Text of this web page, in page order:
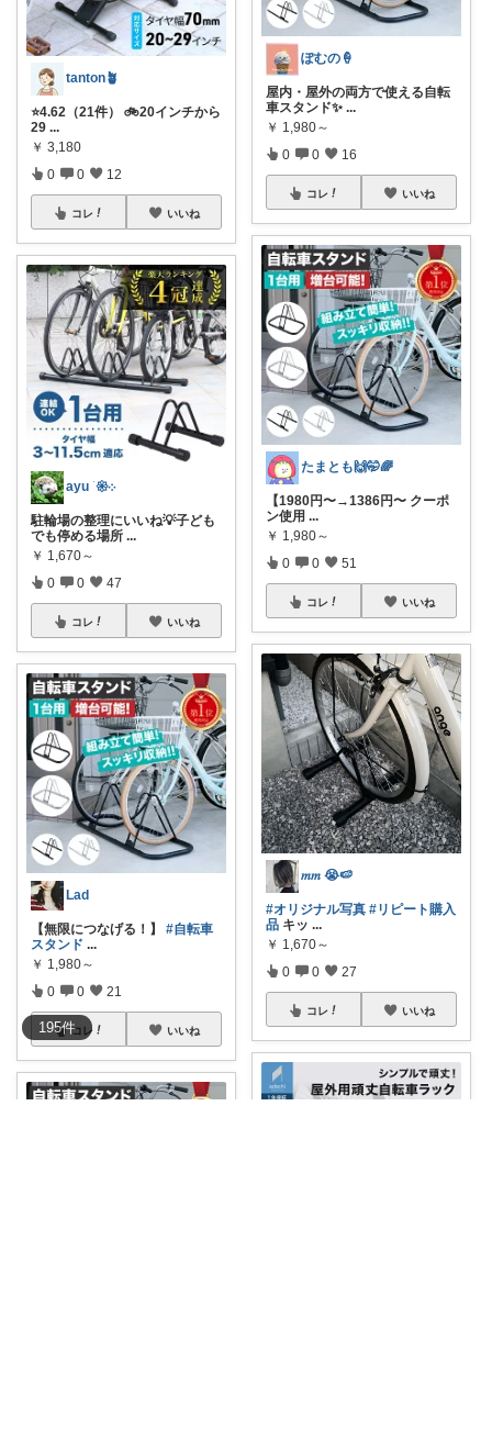
195件
tanton🪴
⭐4.62（21件） 🚲20インチから
29 ...
￥ 3,180
0 0 12
コレ いいね
ayu ֒ 𑁍܀
駐輪場の整理にいいね💡子ども
でも停める場所 ...
￥ 1,670～
0 0 47
コレ いいね
Lad
【無限につなげる！】 #自転車
スタンド ...
￥ 1,980～
0 0 21
コレ いいね
ぽむの🍦
屋内・屋外の両方で使える自転
車スタンド✨ ...
￥ 1,980～
0 0 16
コレ いいね
たまとも🙌🤭🌈
【1980円〜→1386円〜 クーポ
ン使用 ...
￥ 1,980～
0 0 51
コレ いいね
𝑚𝑚 😭🍉
#オリジナル写真 #リピート購入
品 キッ ...
￥ 1,670～
0 0 27
コレ いいね